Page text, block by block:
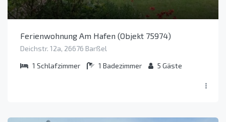
Ferienwohnung Am Hafen (Objekt 75974)
Deichstr. 12a, 26676 Barßel
1 Schlafzimmer 1 Badezimmer 5 Gäste